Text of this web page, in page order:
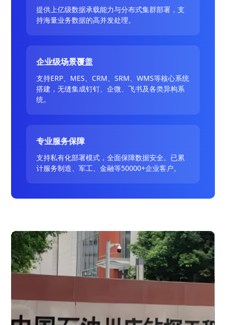
提供上亿级数据承载能力与分布式集群部署，支
持海量业务数据的高并发处理。
企业级场景覆盖
支持ERP、MES、CRM、SRM、WMS等核心系统
搭建，无缝集成钉钉、企微、飞书及各类异构系
统。
专业服务保障
支持私有化部署模式，全面保障数据安全。已累
计服务制造、军工、金融等50000+企业客户。